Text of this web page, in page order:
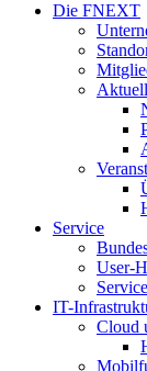
Die FNEXT
Service
User-
IT-
Cloud